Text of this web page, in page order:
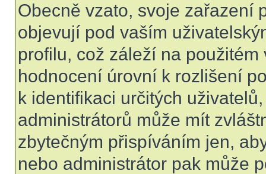
Obecně vzato, svoje zařazení
objevují pod vaším
profilu, což záleží na
hodnocení úrovní k rozlišení
k identifikaci určitých
administrátorů může mít
zbytečným přispíváním jen,
nebo administrátor pak může